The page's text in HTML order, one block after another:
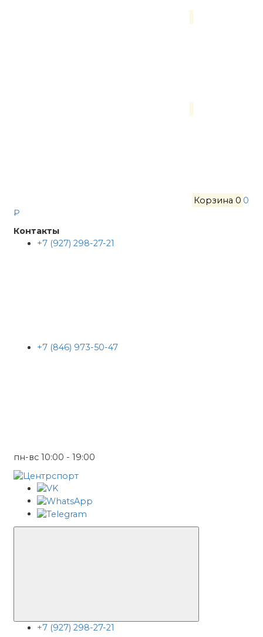
Корзина 0 0
₽
Контакты
+7 (927) 298-27-21
+7 (846) 973-50-47
пн-вс 10:00 - 19:00
+7 (927) 298-27-21